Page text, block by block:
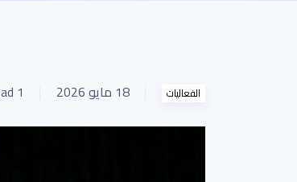
الفعاليات 18 مايو 2026 1 min read